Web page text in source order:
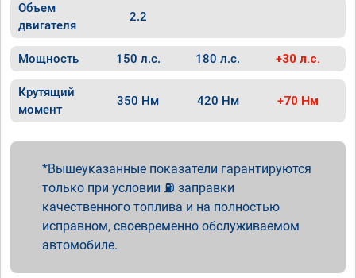
Объем
двигателя
2.2
Мощность 150 л.с. 180 л.с. +30 л.с.
Крутящий
момент
350 Нм 420 Нм +70 Нм
Вышеуказанные показатели гарантируются
только при условии ⛽ заправки
качественного топлива и на полностью
исправном, своевременно обслуживаемом
автомобиле.